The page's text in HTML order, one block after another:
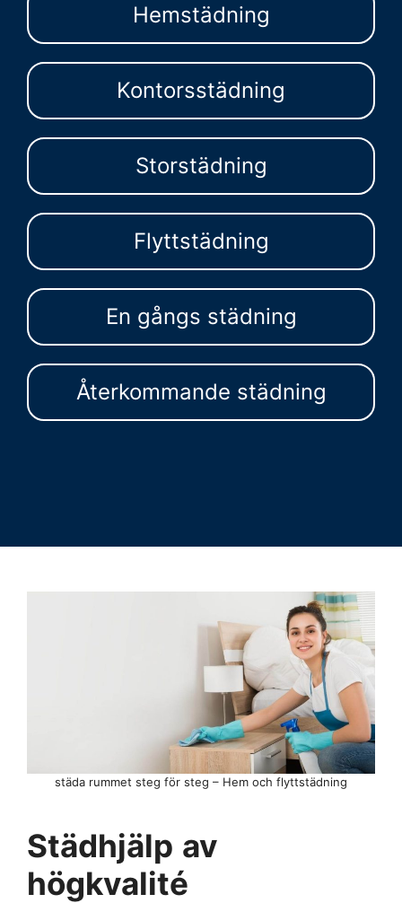
Hemstädning
Kontorsstädning
Storstädning
Flyttstädning
En gångs städning
Återkommande städning
Städhjälp av
högkvalité
städa rummet steg för steg – Hem och flyttstädning